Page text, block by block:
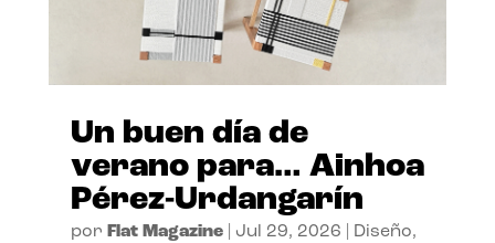
Un buen día de
verano para… Ainhoa
Pérez-Urdangarín
por Flat Magazine| Jul 29, 2026 Diseño,